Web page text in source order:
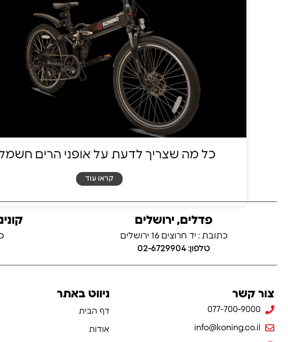
כל מה שצריך לדעת על אופני הרים
קראו עוד
פדלים, ירושלים
כתובת : יד חרוצים 16 ירושלים
טלפון: 02-6729904
צור קשר
077-700-9000
info@koning.co.il
ניווט באתר
דף הבית
אודות